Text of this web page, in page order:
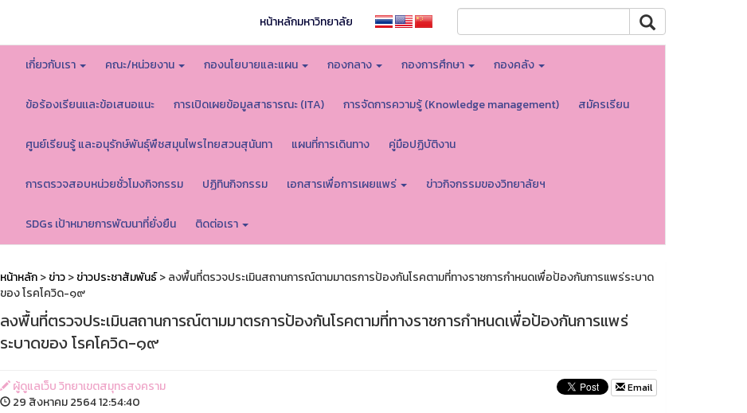
หน้าหลักมหาวิทยาลัย
เกี่ยวกับเรา คณะ/หน่วยงาน กองนโยบายและแผน กองกลาง กองการศึกษา กองคลัง
ข้อร้องเรียนเเละข้อเสนอแนะ การเปิดเผยข้อมูลสาธารณะ (ITA) การจัดการความรู้ (Knowledge management) สมัครเรียน
ศูนย์เรียนรู้ และอนุรักษ์พันธุ์พืชสมุนไพรไทยสวนสุนันทา แผนที่การเดินทาง คู่มือปฏิบัติงาน
การตรวจสอบหน่วยชั่วโมงกิจกรรม ปฏิทินกิจกรรม เอกสารเพื่อการเผยแพร่ ข่าวกิจกรรมของวิทยาลัยฯ
SDGs เป้าหมายการพัฒนาที่ยั่งยืน ติดต่อเรา
หน้าหลัก>ข่าว>ข่าวประชาสัมพันธ์> ลงพื้นที่ตรวจประเมินสถานการณ์ตามมาตรการป้องกันโรคตามที่ทางราชการกำหนดเพื่อป้องกันการแพร่ระบาด
ของ โรคโควิด-๑๙
ลงพื้นที่ตรวจประเมินสถานการณ์ตามมาตรการป้องกันโรคตามที่ทางราชการกำหนดเพื่อป้องกันการแพร่
ระบาดของ โรคโควิด-๑๙
ผู้ดูแลเว็บ วิทยาเขตสมุทรสงคราม
29 สิงหาคม 2564 12:54:40
Email